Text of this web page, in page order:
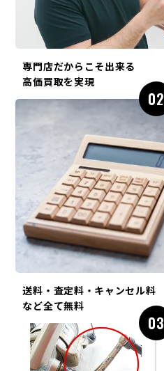
専門店だからこそ出来る
高価買取を実現
02
送料・査定料・キャンセル料
など全て無料
03